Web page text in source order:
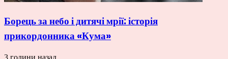
Борець за небо і дитячі мрії: історія
прикордонника «Кума»
3 години назад